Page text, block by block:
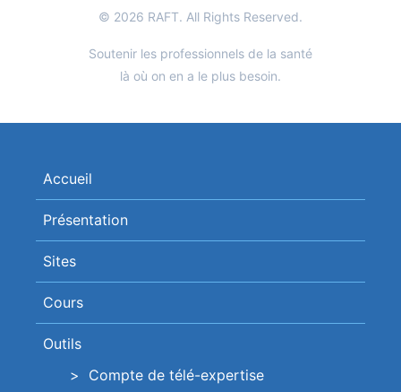
© 2026 RAFT. All Rights Reserved.
Soutenir les professionnels de la santé
là où on en a le plus besoin.
Accueil
Présentation
Sites
Cours
Outils
Compte de télé-expertise